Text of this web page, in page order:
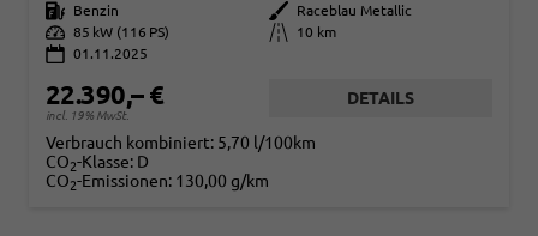
Kraftstoff
Benzin Außenfarbe
Raceblau Metallic
Leistung 85 kW (116 PS) Kilometerstand
10 km
01.11.2025
22.390,– €
incl. 19% MwSt.
DETAILS
Verbrauch kombiniert: 5,70 l/100km
CO2-Klasse: D
CO2-Emissionen: 130,00 g/km